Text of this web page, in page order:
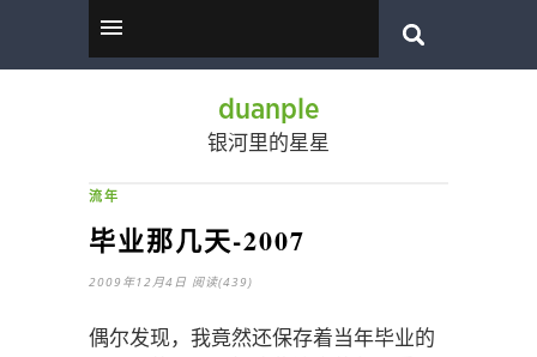
duanple
银河里的星星
流年
毕业那几天-2007
2009年12月4日 阅读(439)
偶尔发现，我竟然还保存着当年毕业的